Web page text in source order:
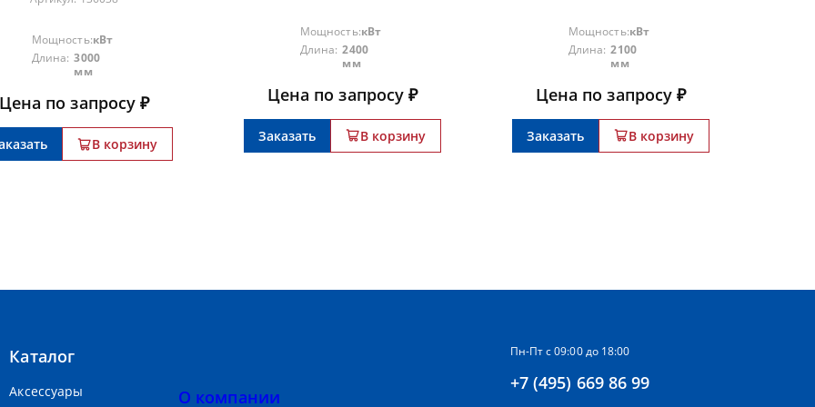
Мощность:кВт
Длина: 3000
мм
Цена по запросу ₽
В корзину
Мощность:кВт
Длина: 2400
мм
Цена по запросу ₽
Заказать В корзину
Мощность:кВт
Длина: 2100
мм
Цена по запросу ₽
Заказать В корзину
Каталог
Аксессуары
О компании
Пн-Пт с 09:00 до 18:00
+7 (495) 669 86 99